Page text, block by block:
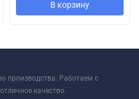
В корзину
производства. Работаем с
качество.